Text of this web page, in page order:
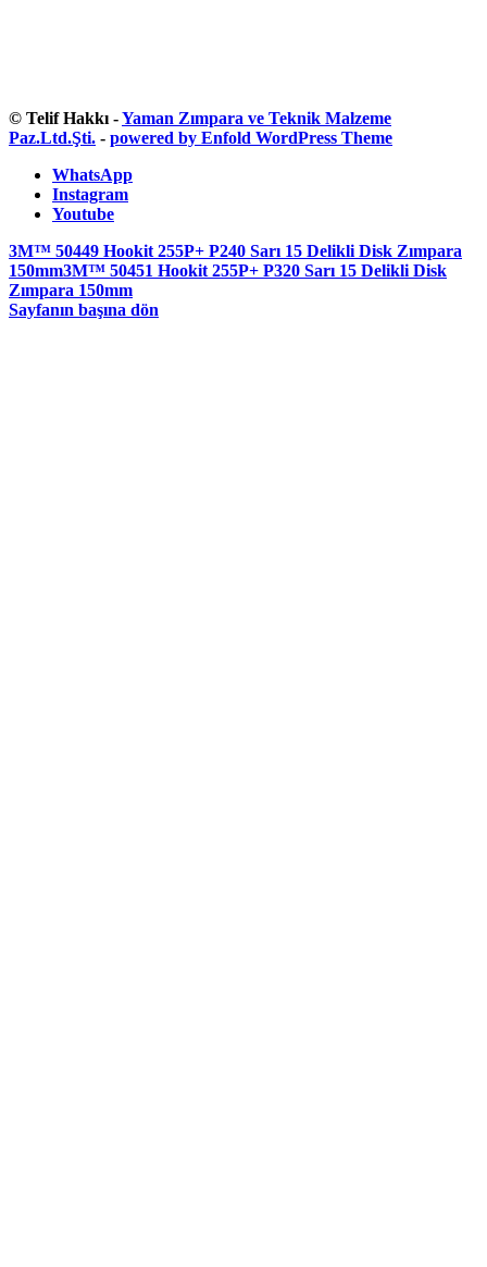
© Telif Hakkı -Yaman Zımpara ve Teknik Malzeme
Paz.Ltd.Şti. - powered by Enfold WordPress Theme
WhatsApp
Instagram
Youtube
3M™ 50449 Hookit 255P+ P240 Sarı 15 Delikli Disk Zımpara
150mm3M™ 50451 Hookit 255P+ P320 Sarı 15 Delikli Disk
Zımpara 150mm
Sayfanın başına dön